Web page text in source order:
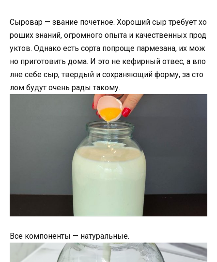
Сыровар — звание почетное. Хороший сыр требует хо
роших знаний, огромного опыта и качественных прод
уктов. Однако есть сорта попроще пармезана, их мож
но приготовить дома. И это не кефирный отвес, а впо
лне себе сыр, твердый и сохраняющий форму, за сто
лом будут очень рады такому.
Все компоненты — натуральные.